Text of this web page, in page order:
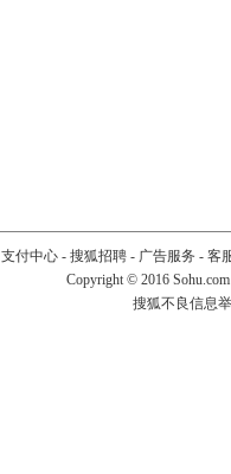
支付中心- 搜狐招聘- 广告服务 - 客
Copyright © 2016
搜狐不良信息